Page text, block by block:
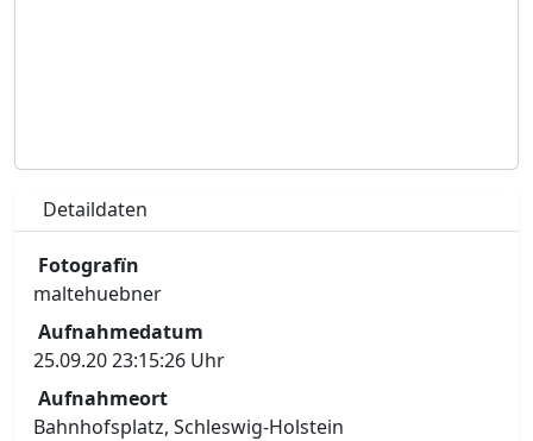
Detaildaten
Fotografïn
maltehuebner
Aufnahmedatum
25.09.20 23:15:26 Uhr
Aufnahmeort
Bahnhofsplatz, Schleswig-Holstein